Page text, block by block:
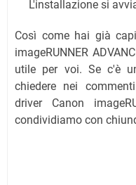
L'installazione si
Così come hai già
imageRUNNER
utile per voi. Se c'è
chiedere nei
driver Canon
condividiamo con